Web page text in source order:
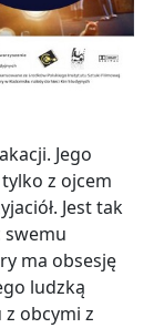
Jego
z ojcem
Jest tak
swemu
ma obsesję
ludzką
obcymi z